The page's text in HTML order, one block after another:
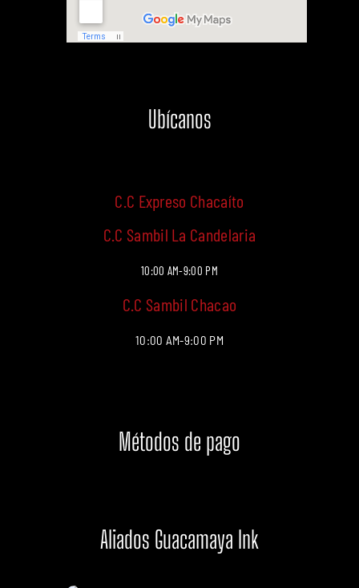
Ubícanos
C.C Expreso Chacaíto
C.C Sambil La Candelaria
10:00 AM-9:00 PM
C.C Sambil Chacao
10:00 AM-9:00 PM
Métodos de pago
Aliados Guacamaya Ink